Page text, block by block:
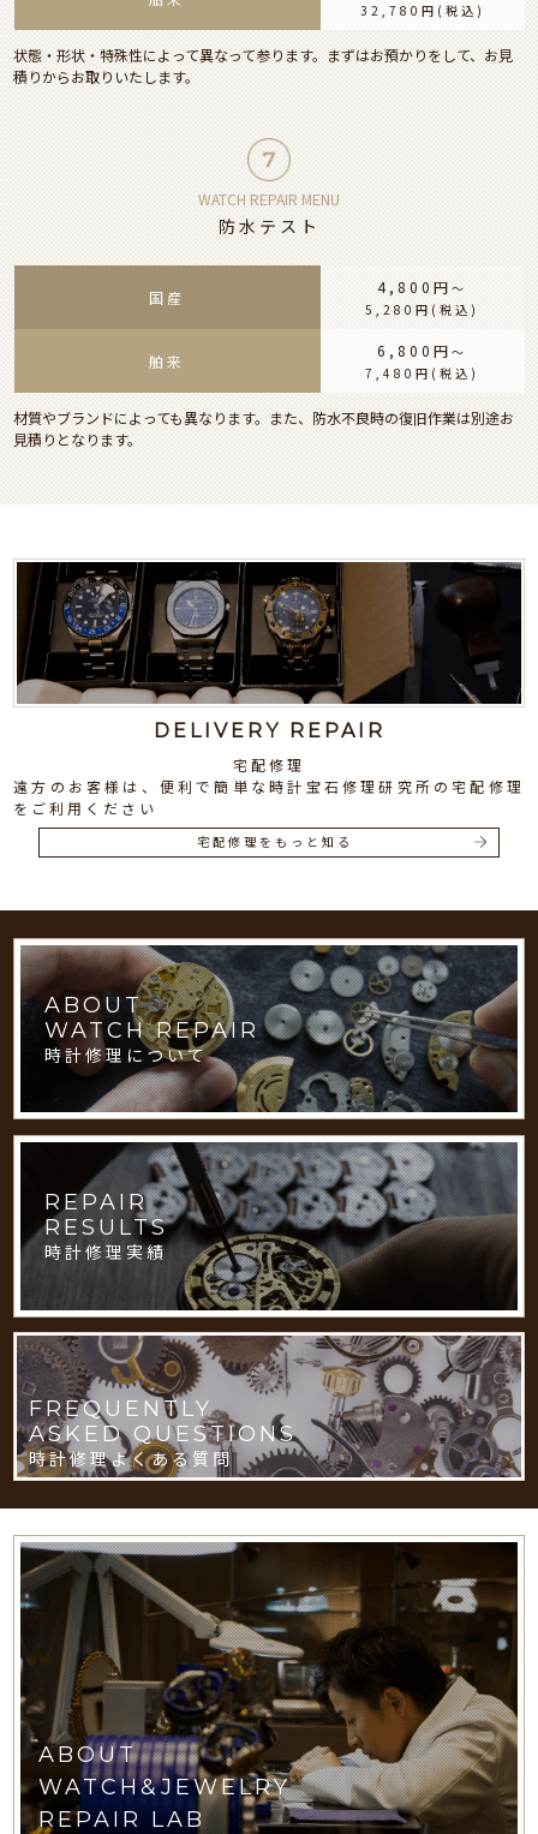
32,780円 (税込)
状態・形状・特殊性によって異なって参ります。まずはお預かりをして、お見
積りからお取りいたします。
WATCH REPAIR MENU
防水テスト
国産
4,800円 〜
5,280円 (税込)
舶来
6,800円 〜
7,480円 (税込)
材質やブランドによっても異なります。また、防水不良時の復旧作業は別途お
見積りとなります。
DELIVERY REPAIR
宅配修理
遠方のお客様は、便利で簡単な時計宝石修理研究所の宅配修理
をご利用ください
宅配修理をもっと知る
ABOUT
WATCH REPAIR
時計修理について
REPAIR
RESULTS
時計修理実績
FREQUENTLY
ASKED QUESTIONS
時計修理よくある質問
ABOUT
WATCH&JEWELRY
REPAIR LAB